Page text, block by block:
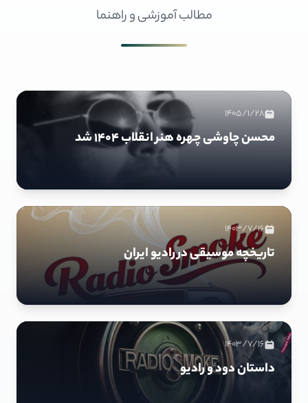
مطالب آموزشی و راهنما
1405/1/28
محسن چاوشی چهره هنر انقلاب ۱۴۰۴ شد
1403/7/16
تاریخچه موسیقی در رادیو ایران
1403/7/16
داستان دود و رادیو